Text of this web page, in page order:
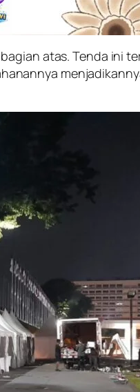
atas. Tenda ini